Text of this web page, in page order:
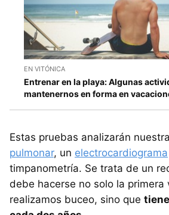
EN VITÓNICA
Entrenar en la playa: Algunas
mantenernos en forma en
Estas pruebas analizarán nuestra
pulmonar, un electrocardiograma
timpanometría. Se trata de un
debe hacerse no solo la primera
realizamos buceo, sino que